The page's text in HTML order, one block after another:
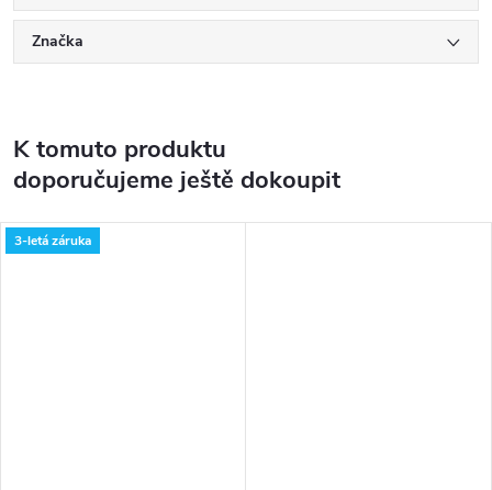
Značka
K tomuto produktu
doporučujeme ještě dokoupit
3-letá záruka